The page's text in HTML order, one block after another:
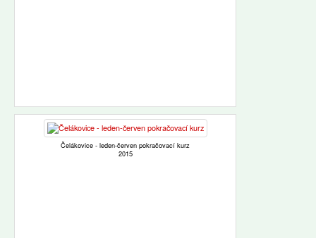
Čelákovice - leden-červen pokračovací kurz
2015